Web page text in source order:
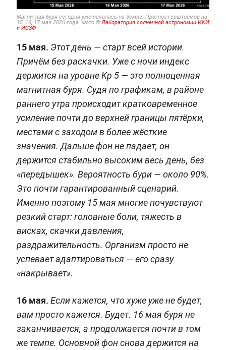
Магнитная буря сегодня уже началась на Земле. Прогноз геоштормов на
15, 16, 17 мая 2026 года. Фото ©Лаборатория солнечной астрономии ИКИ
и ИСЗФ
15 мая. Этот день — старт всей истории.
Причём без раскачки. Уже с ночи индекс
держится на уровне Kp 5 — это полноценная
магнитная буря. Судя по графикам, в районе
раннего утра происходит кратковременное
усиление почти до верхней границы пятёрки,
местами с заходом в более жёсткие
значения. Дальше фон не падает, он
держится стабильно высоким весь день, без
«передышек». Вероятность бури — около 90%.
Это почти гарантированный сценарий.
Именно поэтому 15 мая многие почувствуют
резкий старт: головные боли, тяжесть в
висках, скачки давления,
раздражительность. Организм просто не
успевает адаптироваться — его сразу
«накрывает».
16 мая. Если кажется, что хуже уже не будет,
вам просто кажется. Будет. 16 мая буря не
заканчивается, а продолжается почти в том
же темпе. Основной фон снова держится на